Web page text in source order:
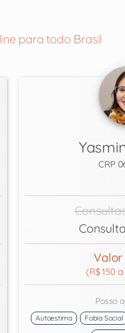
para todo Brasil
CRP
Valor
(R$ 150
Posso
Autoestima Fobia Social